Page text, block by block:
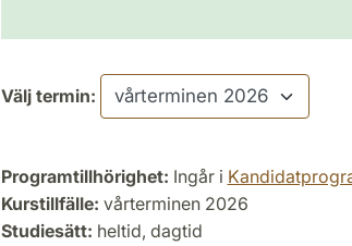
Välj termin:
Programtillhörighet: Ingår i
Kurstillfälle: vårterminen 2026
Studiesätt: heltid, dagtid